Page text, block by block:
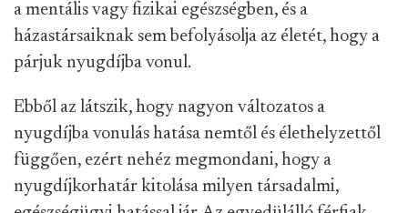
a mentális vagy fizikai egészségben, és a
házastársaiknak sem befolyásolja az életét, hogy a
párjuk nyugdíjba vonul.
Ebből az látszik, hogy nagyon változatos a
nyugdíjba vonulás hatása nemtől és élethelyzettől
függően, ezért nehéz megmondani, hogy a
nyugdíjkorhatár kitolása milyen társadalmi,